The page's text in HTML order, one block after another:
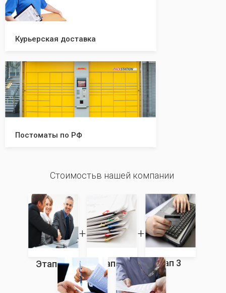
Курьерская доставка
Постоматы по РФ
Стоимостьв нашей компании
Этап 1 Этап 2 Этап 3